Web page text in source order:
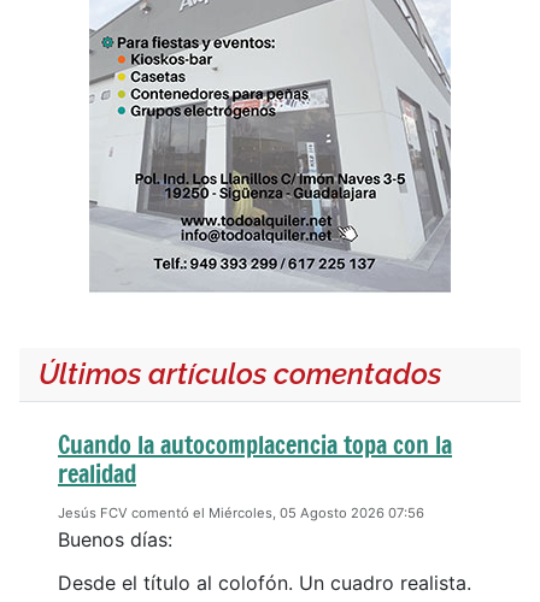
Últimos artículos comentados
Cuando la autocomplacencia topa con la
realidad
Jesús FCV comentó el Miércoles, 05 Agosto 2026 07:56
Buenos días:
Desde el título al colofón. Un cuadro realista.